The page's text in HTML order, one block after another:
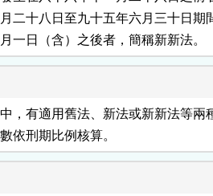
月二十八日至九十五年六月三十日期
一日（含）之後者，簡稱新新法。
，有適用舊法、新法或新新法等兩
依刑期比例核算。